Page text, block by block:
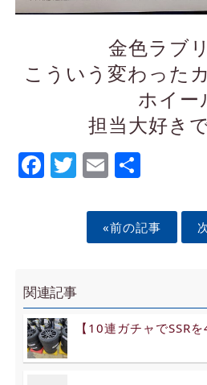
金色ラブ
こういう変わった
ホイー
担当大好き
Facebook
Twitter
EmailShare
«前の記事
関連記事
【10連ガチャでSSR